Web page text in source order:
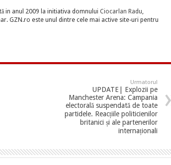
in anul 2009 la initiativa domnului Ciocarlan Radu,
GZN.ro este unul dintre cele mai active site-uri pentru
Urmatorul
UPDATE| Explozii pe
Manchester Arena: Campania
electorală suspendată de toate
partidele. Reacțiile politicienilor
britanici și ale partenerilor
internaționali